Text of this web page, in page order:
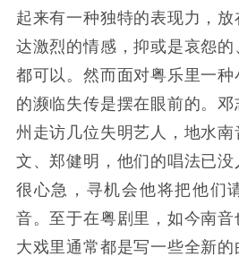
起来有一种独特的表现力，
达激烈的情感，抑或是哀怨
都可以。然而面对粤乐里一
的濒临失传是摆在眼前的。
州走访几位失明艺人，地水
文、郑健明，他们的唱法已
很心急，寻机会他将把他们
音。至于在粤剧里，如今南
大戏里通常都是写一些全新